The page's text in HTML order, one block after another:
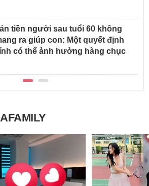
tiền người sau tuổi 60 không
ra giúp con: Một quyết định
có thể ảnh hưởng hàng chục